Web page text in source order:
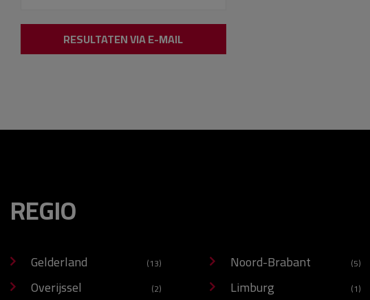
RESULTATEN VIA E-MAIL
REGIO
Gelderland (13) Noord-Brabant (5)
Overijssel (2) Limburg (1)